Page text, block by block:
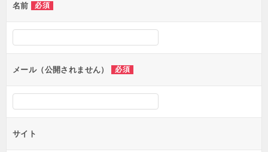
ー
シ
ョ
ン
名前 必須
メール（公開されません） 必須
サイト